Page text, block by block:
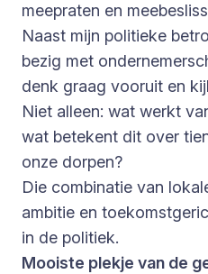
meepraten en
Naast mijn politieke
bezig met
denk graag vooruit en
Niet alleen: wat werkt
wat betekent dit over
onze dorpen?
Die combinatie van
ambitie en
in de politiek.
Mooiste plekje van de